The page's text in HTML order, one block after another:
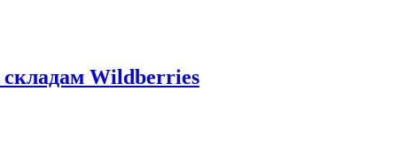
складам Wildberries